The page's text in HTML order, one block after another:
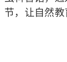
节，让自然教